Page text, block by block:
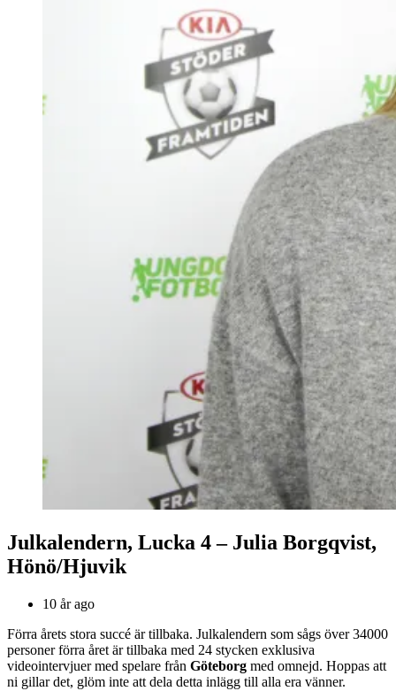
Julkalendern, Lucka 4 – Julia Borgqvist,
Hönö/Hjuvik
10 år ago
Förra årets stora succé är tillbaka. Julkalendern som sågs över 34000
personer förra året är tillbaka med 24 stycken exklusiva
videointervjuer med spelare från Göteborg med omnejd. Hoppas att
ni gillar det, glöm inte att dela detta inlägg till alla era vänner.